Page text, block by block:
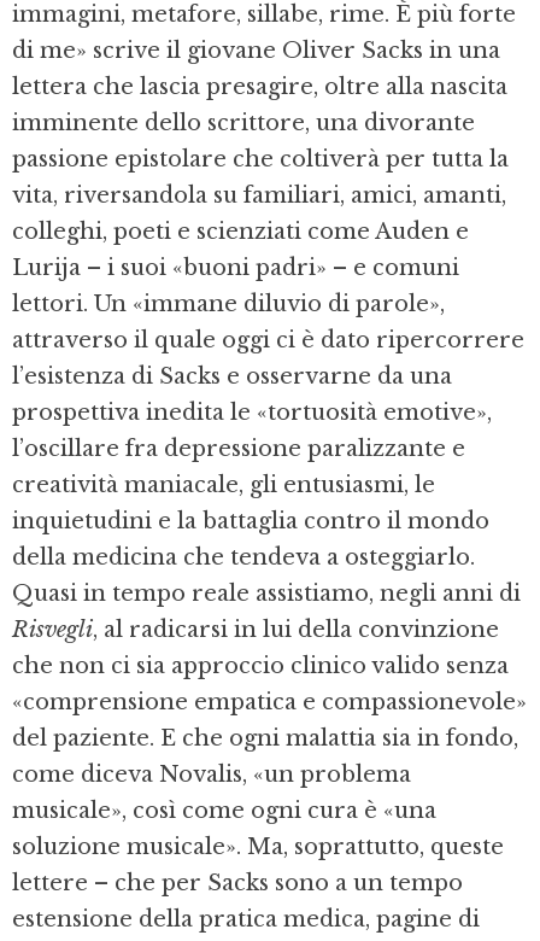
immagini, metafore, sillabe, rime. È più forte
di me» scrive il giovane Oliver Sacks in una
lettera che lascia presagire, oltre alla nascita
imminente dello scrittore, una divorante
passione epistolare che coltiverà per tutta la
vita, riversandola su familiari, amici, amanti,
colleghi, poeti e scienziati come Auden e
Lurija – i suoi «buoni padri» – e comuni
lettori. Un «immane diluvio di parole»,
attraverso il quale oggi ci è dato ripercorrere
l’esistenza di Sacks e osservarne da una
prospettiva inedita le «tortuosità emotive»,
l’oscillare fra depressione paralizzante e
creatività maniacale, gli entusiasmi, le
inquietudini e la battaglia contro il mondo
della medicina che tendeva a osteggiarlo.
Quasi in tempo reale assistiamo, negli anni di
Risvegli, al radicarsi in lui della convinzione
che non ci sia approccio clinico valido senza
«comprensione empatica e compassionevole»
del paziente. E che ogni malattia sia in fondo,
come diceva Novalis, «un problema
musicale», così come ogni cura è «una
soluzione musicale». Ma, soprattutto, queste
lettere – che per Sacks sono a un tempo
estensione della pratica medica, pagine di